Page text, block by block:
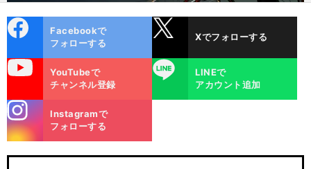
ok
Facebookで
フォローする
Xでフォローする
YouTubeで
チャンネル登録
LINE
LINEで
アカウント追加
m
Instagramで
フォローする